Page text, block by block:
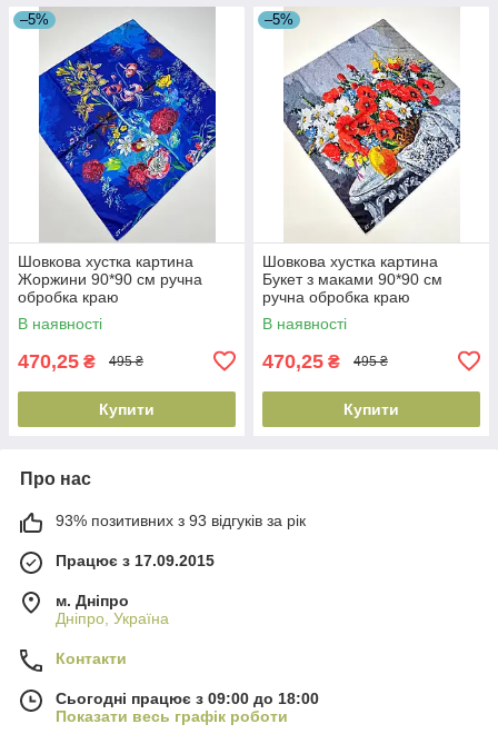
–5%
Шовкова хустка картина
Жоржини 90*90 см ручна
обробка краю
В наявності
470,25 ₴ 495 ₴
Купити
–5%
Шовкова хустка картина
Букет з маками 90*90 см
ручна обробка краю
В наявності
470,25 ₴ 495 ₴
Купити
Про нас
93% позитивних з 93 відгуків за рік
Працює з 17.09.2015
м. Дніпро
Дніпро, Україна
Контакти
Сьогодні працює з 09:00 до 18:00
Показати весь графік роботи